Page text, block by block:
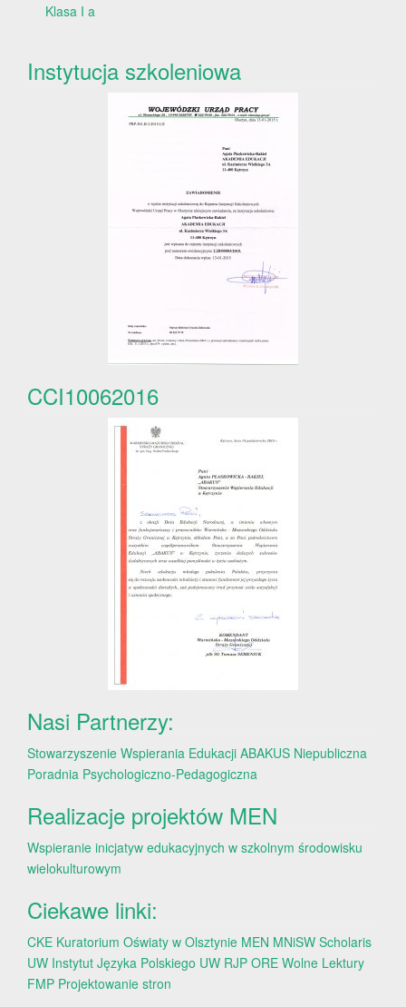
Klasa I a
Instytucja szkoleniowa
CCI10062016
Nasi Partnerzy:
Stowarzyszenie Wspierania Edukacji ABAKUS Niepubliczna
Poradnia Psychologiczno-Pedagogiczna
Realizacje projektów MEN
Wspieranie inicjatyw edukacyjnych w szkolnym środowisku
wielokulturowym
Ciekawe linki:
CKE Kuratorium Oświaty w Olsztynie MEN MNiSW Scholaris
UW Instytut Języka Polskiego UW RJP ORE Wolne Lektury
FMP Projektowanie stron